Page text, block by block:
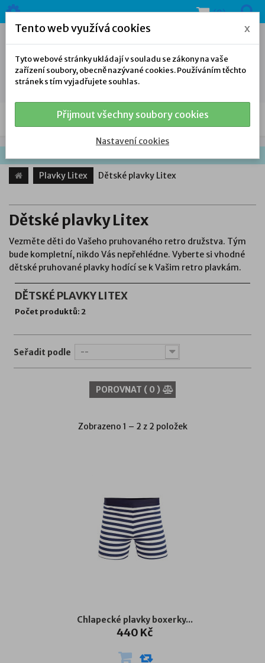
(0)
NAŠE NABÍDKA
Plavky Litex Dětské plavky Litex
Dětské plavky Litex
Vezměte děti do Vašeho pruhovaného retro družstva. Tým
bude kompletní, nikdo Vás nepřehlédne. Vyberte si vhodné
dětské pruhované plavky hodící se k Vašim retro plavkám.
DĚTSKÉ PLAVKY LITEX
Počet produktů: 2
Seřadit podle --
POROVNAT ( 0 )
Zobrazeno 1 – 2 z 2 položek
Chlapecké plavky boxerky...
440 Kč
Tento web využívá cookies x
Tyto webové stránky ukládají v souladu se zákony na vaše
zařízení soubory, obecně nazývané cookies. Používáním těchto
stránek s tím vyjadřujete souhlas.
Přijmout všechny soubory cookies
Nastavení cookies